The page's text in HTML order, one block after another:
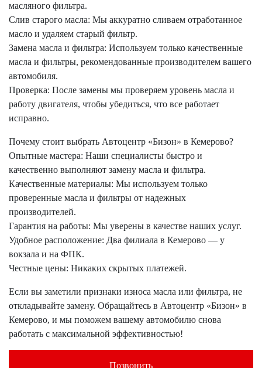
масляного фильтра.
Слив старого масла: Мы аккуратно сливаем отработанное
масло и удаляем старый фильтр.
Замена масла и фильтра: Используем только качественные
масла и фильтры, рекомендованные производителем вашего
автомобиля.
Проверка: После замены мы проверяем уровень масла и
работу двигателя, чтобы убедиться, что все работает
исправно.
Почему стоит выбрать Автоцентр «Бизон» в Кемерово?
Опытные мастера: Наши специалисты быстро и
качественно выполняют замену масла и фильтра.
Качественные материалы: Мы используем только
проверенные масла и фильтры от надежных
производителей.
Гарантия на работы: Мы уверены в качестве наших услуг.
Удобное расположение: Два филиала в Кемерово — у
вокзала и на ФПК.
Честные цены: Никаких скрытых платежей.
Если вы заметили признаки износа масла или фильтра, не
откладывайте замену. Обращайтесь в Автоцентр «Бизон» в
Кемерово, и мы поможем вашему автомобилю снова
работать с максимальной эффективностью!
Позвонить